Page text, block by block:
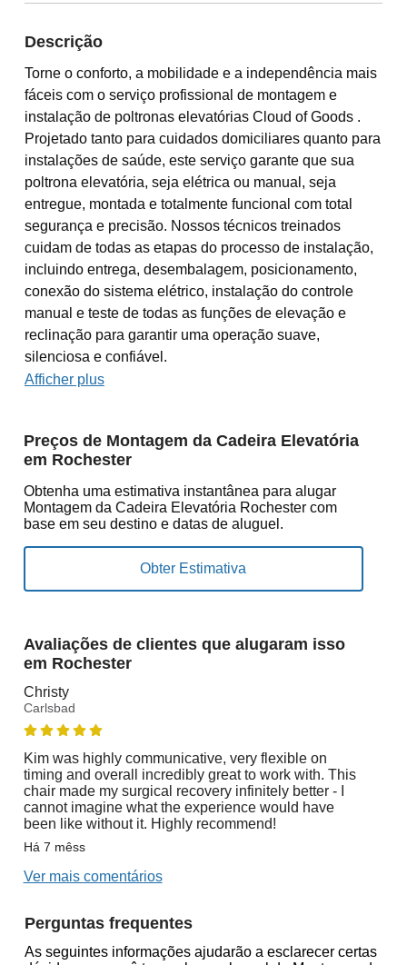
Descrição
Torne o conforto, a mobilidade e a independência mais
fáceis com o serviço profissional de montagem e
instalação de poltronas elevatórias Cloud of Goods .
Projetado tanto para cuidados domiciliares quanto para
instalações de saúde, este serviço garante que sua
poltrona elevatória, seja elétrica ou manual, seja
entregue, montada e totalmente funcional com total
segurança e precisão. Nossos técnicos treinados
cuidam de todas as etapas do processo de instalação,
incluindo entrega, desembalagem, posicionamento,
conexão do sistema elétrico, instalação do controle
manual e teste de todas as funções de elevação e
reclinação para garantir uma operação suave,
silenciosa e confiável.
Afficher plus
Preços de Montagem da Cadeira Elevatória
em Rochester
Obtenha uma estimativa instantânea para alugar
Montagem da Cadeira Elevatória Rochester com
base em seu destino e datas de aluguel.
Avaliações de clientes que alugaram isso
em Rochester
Christy
Carlsbad
Kim was highly communicative, very flexible on
timing and overall incredibly great to work with. This
chair made my surgical recovery infinitely better - I
cannot imagine what the experience would have
been like without it. Highly recommend!
Há 7 mêss
Ver mais comentários
Perguntas frequentes
As seguintes informações ajudarão a esclarecer certas